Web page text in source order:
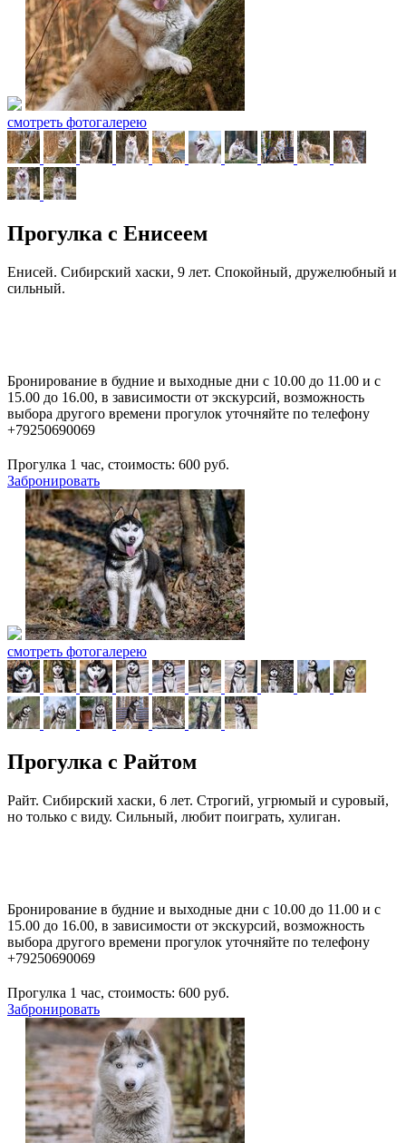
смотреть фотогалерею
Прогулка с Енисеем
Енисей. Сибирский хаски, 9 лет. Спокойный, дружелюбный и
сильный.
Бронирование в будние и выходные дни с 10.00 до 11.00 и с
15.00 до 16.00, в зависимости от экскурсий, возможность
выбора другого времени прогулок уточняйте по телефону
+79250690069
Прогулка 1 час, стоимость: 600 руб.
Забронировать
смотреть фотогалерею
Прогулка с Райтом
Райт. Сибирский хаски, 6 лет. Строгий, угрюмый и суровый,
но только с виду. Сильный, любит поиграть, хулиган.
Бронирование в будние и выходные дни с 10.00 до 11.00 и с
15.00 до 16.00, в зависимости от экскурсий, возможность
выбора другого времени прогулок уточняйте по телефону
+79250690069
Прогулка 1 час, стоимость: 600 руб.
Забронировать